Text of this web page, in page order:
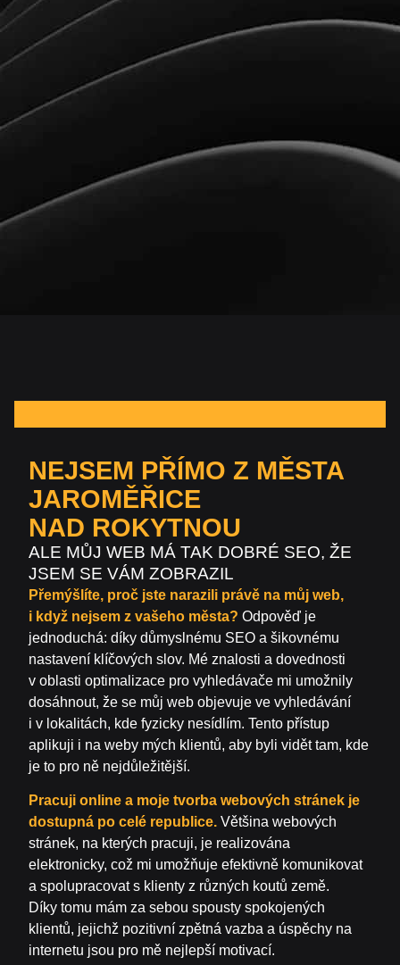
NEJSEM PŘÍMO Z MĚSTA
JAROMĚŘICE
NAD ROKYTNOU
ALE MŮJ WEB MÁ TAK DOBRÉ SEO, ŽE
JSEM SE VÁM ZOBRAZIL
Přemýšlíte, proč jste narazili právě na můj web,
i když nejsem z vašeho města? Odpověď je
jednoduchá: díky důmyslnému SEO a šikovnému
nastavení klíčových slov. Mé znalosti a dovednosti
v oblasti optimalizace pro vyhledávače mi umožnily
dosáhnout, že se můj web objevuje ve vyhledávání
i v lokalitách, kde fyzicky nesídlím. Tento přístup
aplikuji i na weby mých klientů, aby byli vidět tam, kde
je to pro ně nejdůležitější.
Pracuji online a moje tvorba webových stránek je
dostupná po celé republice. Většina webových
stránek, na kterých pracuji, je realizována
elektronicky, což mi umožňuje efektivně komunikovat
a spolupracovat s klienty z různých koutů země.
Díky tomu mám za sebou spousty spokojených
klientů, jejichž pozitivní zpětná vazba a úspěchy na
internetu jsou pro mě nejlepší motivací.